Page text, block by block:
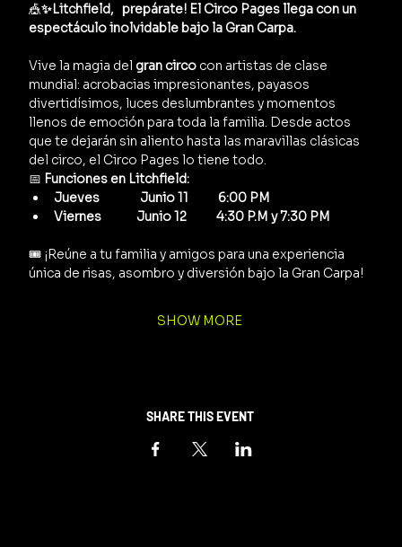
🎪✨Litchfield,   prepárate! El Circo Pages llega con un
espectáculo inolvidable bajo la Gran Carpa.
Vive la magia del gran circo con artistas de clase
mundial: acrobacias impresionantes, payasos
divertidísimos, luces deslumbrantes y momentos
llenos de emoción para toda la familia. Desde actos
que te dejarán sin aliento hasta las maravillas clásicas
del circo, el Circo Pages lo tiene todo.
📅 Funciones en Litchfield:
Jueves               Junio 11           6:00 PM
Viernes             Junio 12           4:30 P.M y 7:30 PM
🎟️ ¡Reúne a tu familia y amigos para una experiencia
única de risas, asombro y diversión bajo la Gran Carpa!
SHOW MORE
SHARE THIS EVENT